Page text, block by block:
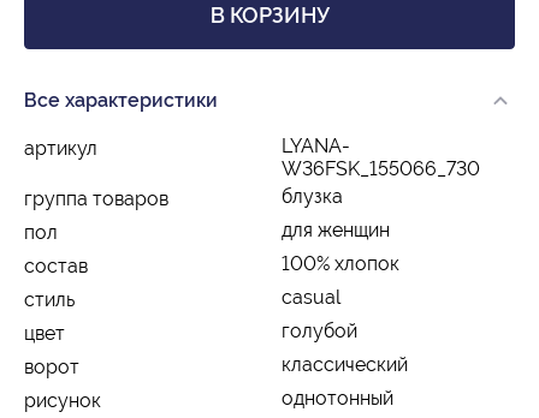
В КОРЗИНУ
Все характеристики
артикул
LYANA-
W36FSK_155066_730
группа товаров
блузка
пол
для женщин
состав
100% хлопок
стиль
casual
цвет
голубой
ворот
классический
рисунок
однотонный